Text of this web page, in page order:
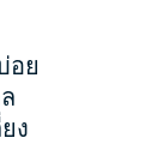
อย
ง